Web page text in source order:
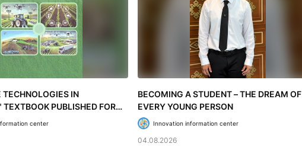
TECHNOLOGIES IN
PUBLISHED FOR
INSTITUTIONS
center
BECOMING A STUDENT – THE DREAM OF
EVERY YOUNG PERSON
Innovation information center
04.08.2026